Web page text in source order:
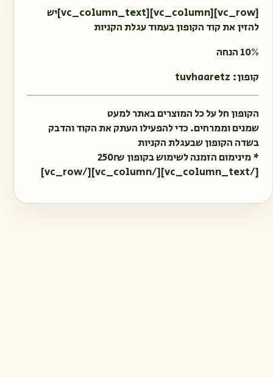
[vc_row][vc_column][vc_column_text]יש
להזין את קוד הקופון בעמוד עגלת הקניות
10% הנחה
קופון: tuvhaaretz
הקופון חל על כל המוצרים באתר למעט
שמנים וממרחים. כדי להפעילו העתק את הקוד והדבק
בשדה הקופון שבעגלת הקניות
* מינימום הזמנה לשימוש בקופון 250₪
[/vc_column_text][/vc_column][/vc_row]